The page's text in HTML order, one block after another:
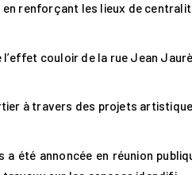
renforçant les lieux de
couloir de la rue Jean
à travers des projets
été annoncée en réunion